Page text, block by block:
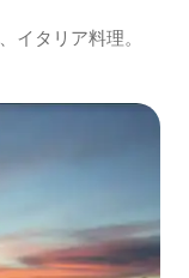
イタリア料理。